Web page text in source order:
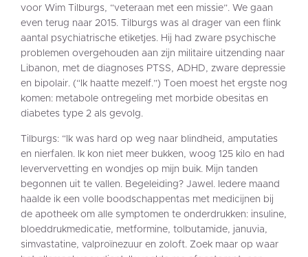
voor Wim Tilburgs, “veteraan met een missie”. We gaan
even terug naar 2015. Tilburgs was al drager van een flink
aantal psychiatrische etiketjes. Hij had zware psychische
problemen overgehouden aan zijn militaire uitzending naar
Libanon, met de diagnoses PTSS, ADHD, zware depressie
en bipolair. (“Ik haatte mezelf.”) Toen moest het ergste nog
komen: metabole ontregeling met morbide obesitas en
diabetes type 2 als gevolg.
Tilburgs: “Ik was hard op weg naar blindheid, amputaties
en nierfalen. Ik kon niet meer bukken, woog 125 kilo en had
leververvetting en wondjes op mijn buik. Mijn tanden
begonnen uit te vallen. Begeleiding? Jawel. Iedere maand
haalde ik een volle boodschappentas met medicijnen bij
de apotheek om alle symptomen te onderdrukken: insuline,
bloeddrukmedicatie, metformine, tolbutamide, januvia,
simvastatine, valproïnezuur en zoloft. Zoek maar op waar